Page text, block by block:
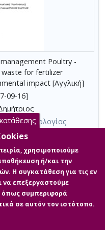
Poultry -
for fertilizer
impact [Αγγλική]
09-16]
και Τεχνολογίας
για το
που προκύπτουν από την
τους, δεδομένης και της
παρατηρείται τα τελευταία
παρουσιάζει αυξητική
προβλήματα, τα
πλέουν να
χρησιμοποιούμε
ή/και την
Η συγκατάθεση για τις εν
να επεξεργαστούμε
συμπεριφορά
σε αυτόν τον ιστότοπο.